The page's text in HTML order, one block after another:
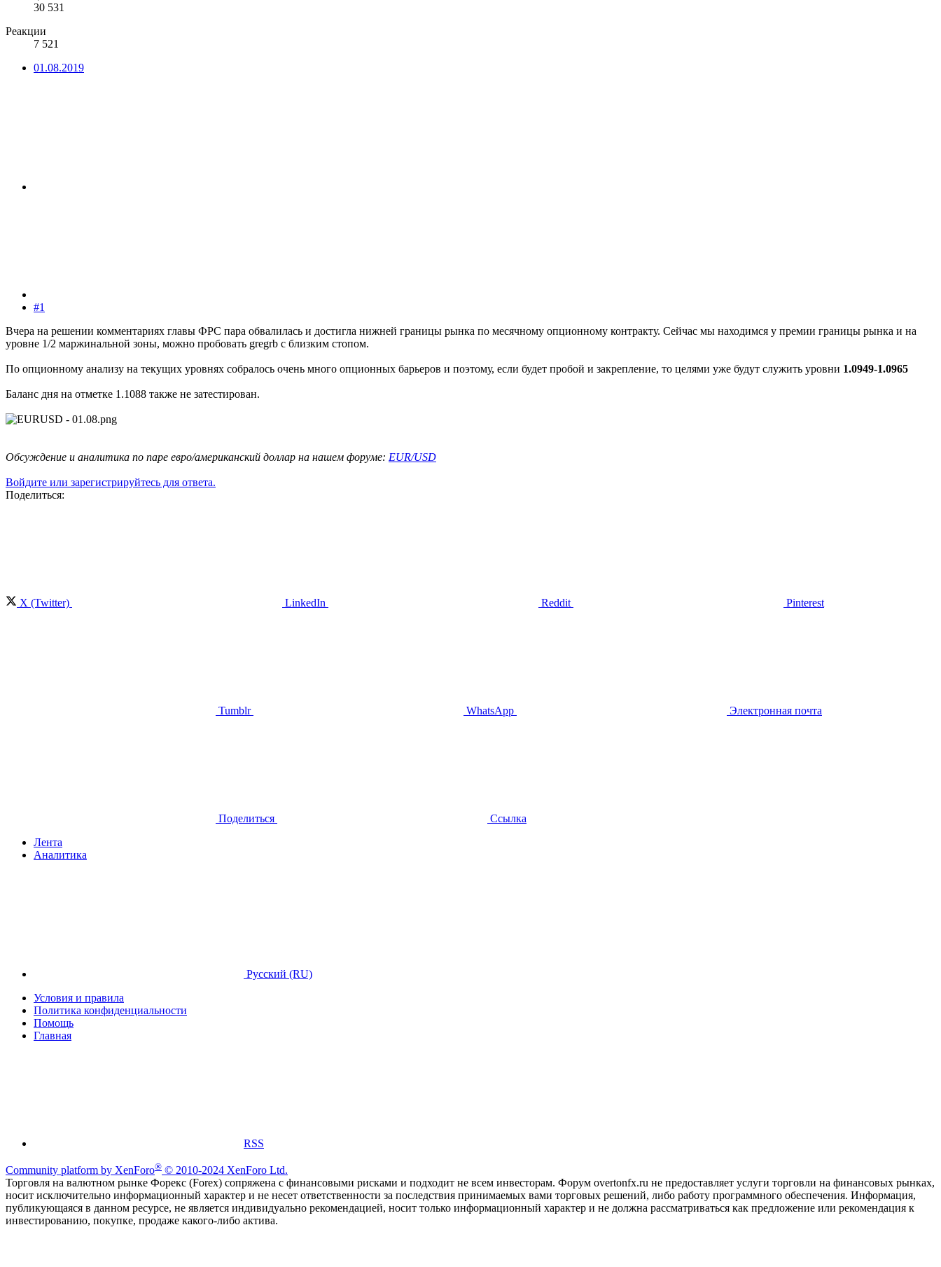
30 531
Реакции
7 521
01.08.2019
#1
Вчера на решении комментариях главы ФРС пара обвалилась и достигла нижней границы рынка по месячному опционному контракту. Сейчас мы находимся у премии границы рынка и на
уровне 1/2 маржинальной зоны, можно пробовать gregrb с близким стопом.
По опционному анализу на текущих уровнях собралось очень много опционных барьеров и поэтому, если будет пробой и закрепление, то целями уже будут служить уровни 1.0949-1.0965
Баланс дня на отметке 1.1088 также не затестирован.
Обсуждение и аналитика по паре евро/американский доллар на нашем форуме: EUR/USD
Войдите или зарегистрируйтесь для ответа.
Поделиться:
X (Twitter) LinkedIn Reddit Pinterest
Tumblr WhatsApp Электронная почта
Поделиться
Ссылка
Лента
Аналитика
Русский (RU)
Условия и правила
Политика конфиденциальности
Помощь
Главная
RSS
Community platform by XenForo® © 2010-2024 XenForo Ltd.
Торговля на валютном рынке Форекс (Forex) сопряжена с финансовыми рисками и подходит не всем инвесторам. Форум overtonfx.ru не предоставляет услуги торговли на финансовых рынках,
носит исключительно информационный характер и не несет ответственности за последствия принимаемых вами торговых решений, либо работу программного обеспечения. Информация,
публикующаяся в данном ресурсе, не является индивидуально рекомендацией, носит только информационный характер и не должна рассматриваться как предложение или рекомендация к
инвестированию, покупке, продаже какого-либо актива.